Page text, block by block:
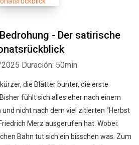
- Der satirische
Duración: 50min
die Blätter bunter, die erste
fühlt sich alles eher nach einem
nicht nach dem viel zitierten "Herbst
Merz ausgerufen hat. Wobei:
Bahn tut sich ein bisschen was. Zum